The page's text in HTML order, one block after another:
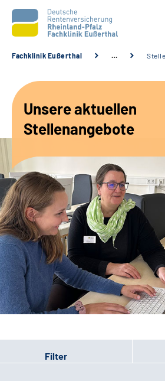
Unsere Angebote
Karriere
Beratungsstellen &
Zuweisende
Suche
Leichte Sprache
Gebärdensprache
Fachklinik Eußerthal …
Unsere aktuellen
Stellenangebote
Filter